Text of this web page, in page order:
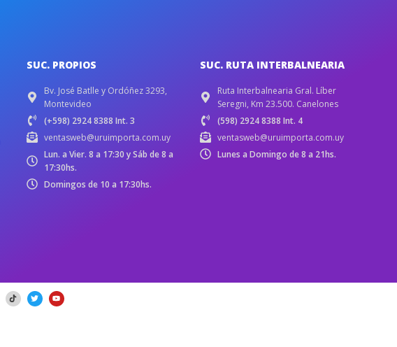
SUC. PROPIOS
Bv. José Batlle y Ordóñez 3293,
Montevideo
(+598) 2924 8388 Int. 3
ventasweb@uruimporta.com.uy
Lun. a Vier. 8 a 17:30 y Sáb de 8 a
17:30hs.
Domingos de 10 a 17:30hs.
SUC. RUTA INTERBALNEARIA
Ruta Interbalnearia Gral. Líber
Seregni, Km 23.500. Canelones
(598) 2924 8388 Int. 4
ventasweb@uruimporta.com.uy
Lunes a Domingo de 8 a 21hs.